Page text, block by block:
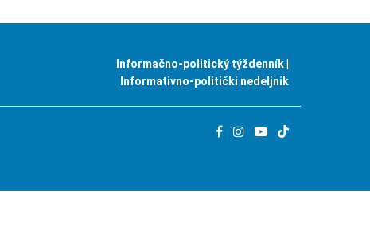
Informačno-politický týždenník |
Informativno-politički nedeljnik